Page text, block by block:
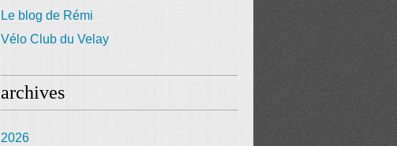
Le blog de Rémi
Vélo Club du Velay
archives
2026